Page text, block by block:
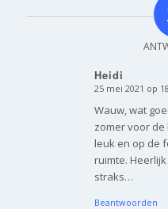
Heidi
zegt:
25 mei 2021 op
Wauw, wat
zomer voor
leuk en op de
ruimte.
straks…
Beantwoorden